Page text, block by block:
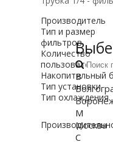
Производитель
Тип и размер
фильтров
Количество
пользователей
Накопительный
Тип установки
Тип охлаждения
В
М
Москва
С